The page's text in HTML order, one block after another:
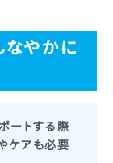
なやかに
ートする際
ケアも必要